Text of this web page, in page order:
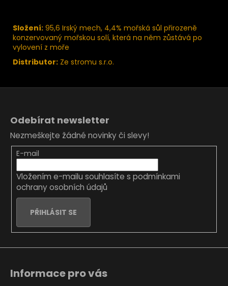
Složení: 95,6 Irský mech, 4,4% mořská sůl přirozeně
konzervovaný mořskou solí, která na něm zůstává po
vylovení z moře
Distributor: Ze stromu s.r.o.
Odebírat newsletter
Nezmeškejte žádné novinky či slevy!
E-mail
Vložením e-mailu souhlasíte s podmínkami
ochrany osobních údajů
PŘIHLÁSIT SE
Informace pro vás